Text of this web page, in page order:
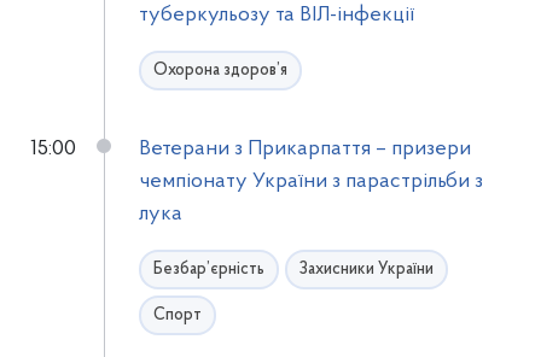
туберкульозу та ВІЛ-інфекції
Охорона здоров’я
15:00
Ветерани з Прикарпаття – призери
чемпіонату України з парастрільби з
лука
Безбар’єрність Захисники України
Спорт